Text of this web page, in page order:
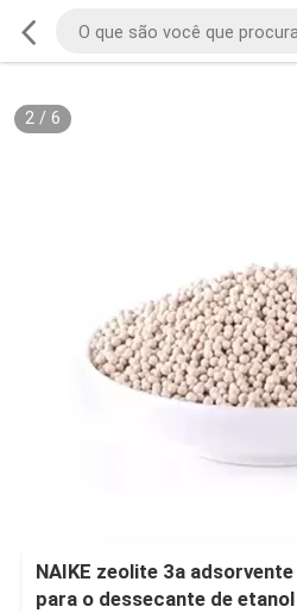
2/ 6
NAIKE zeolite 3a
para o dessecante de etanol